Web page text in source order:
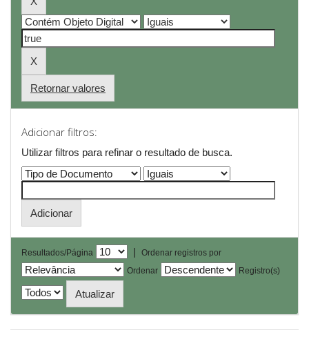
Retornar valores
Adicionar filtros:
Utilizar filtros para refinar o resultado de busca.
Resultados/Página |
Ordenar registros por
Ordenar
Registro(s)